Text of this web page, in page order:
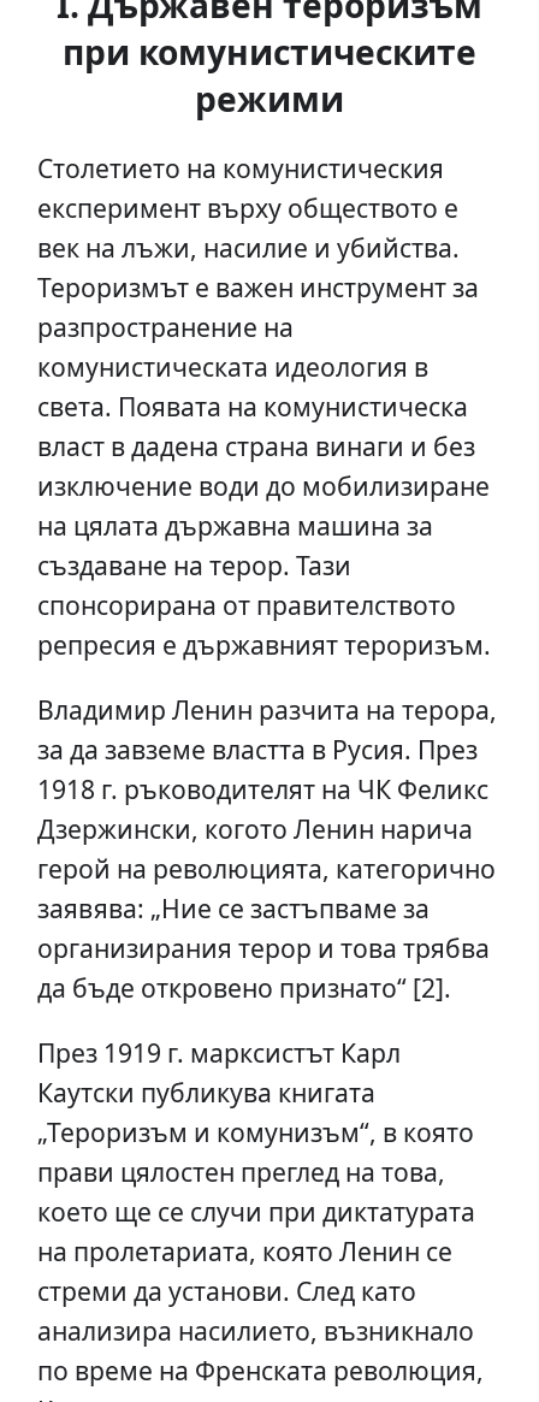
при комунистическите
режими
Столетието на комунистическия
експеримент върху обществото е
век на лъжи, насилие и убийства.
Тероризмът е важен инструмент за
разпространение на
комунистическата идеология в
света. Появата на комунистическа
власт в дадена страна винаги и без
изключение води до мобилизиране
на цялата държавна машина за
създаване на терор. Тази
спонсорирана от правителството
репресия е държавният тероризъм.
Владимир Ленин разчита на терора,
за да завземе властта в Русия. През
1918 г. ръководителят на ЧК Феликс
Дзержински, когото Ленин нарича
герой на революцията, категорично
заявява: „Ние се застъпваме за
организирания терор и това трябва
да бъде откровено признато“ [2].
През 1919 г. марксистът Карл
Каутски публикува книгата
„Тероризъм и комунизъм“, в която
прави цялостен преглед на това,
което ще се случи при диктатурата
на пролетариата, която Ленин се
стреми да установи. След като
анализира насилието, възникнало
по време на Френската революция,